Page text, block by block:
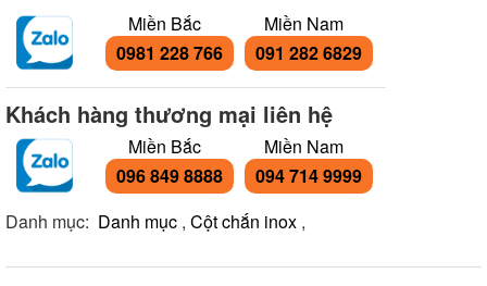
Miền Bắc
0981 228 766
Miền Nam
091 282 6829
Khách hàng thương mại liên hệ
Miền Bắc
096 849 8888
Miền Nam
094 714 9999
Danh mục: Danh mục , Cột chắn inox ,